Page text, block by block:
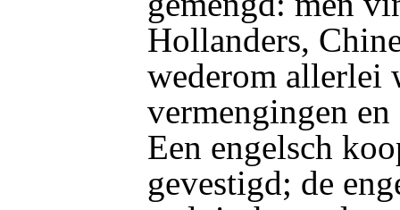
Hollanders,
wederom allerlei
vermengingen
Een engelsch
gevestigd; de